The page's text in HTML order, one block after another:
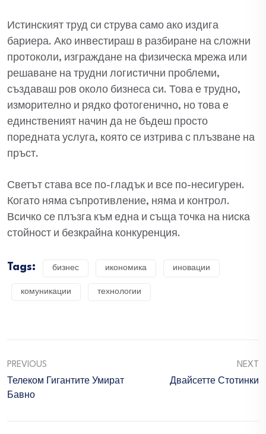
Истинският труд си струва само ако издига
бариера. Ако инвестираш в разбиране на сложни
протоколи, изграждане на физическа мрежа или
решаване на трудни логистични проблеми,
създаваш ров около бизнеса си. Това е трудно,
изморително и рядко фотогенично, но това е
единственият начин да не бъдеш просто
поредната услуга, която се изтрива с плъзване на
пръст.
Светът става все по-гладък и все по-несигурен.
Когато няма съпротивление, няма и контрол.
Всичко се плъзга към една и съща точка на ниска
стойност и безкрайна конкуренция.
Tags: бизнес икономика иновации
комуникации технологии
PREVIOUS
Телеком Гигантите Умират
Бавно
NEXT
Двайсетте Стотинки